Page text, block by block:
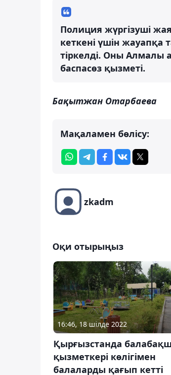
Полиция жүргізуші
кеткені үшін жауапқа
тіркелді. Оны Алмалы
баспасөз қызметі.
Бақытжан Отарбаева
Мақаламен бөлісу:
zkadm
Оқи отырыңыз
16:46, 18 шілде 2022
Қырғызстанда
қызметкері көлігімен
балаларды қағып кетті